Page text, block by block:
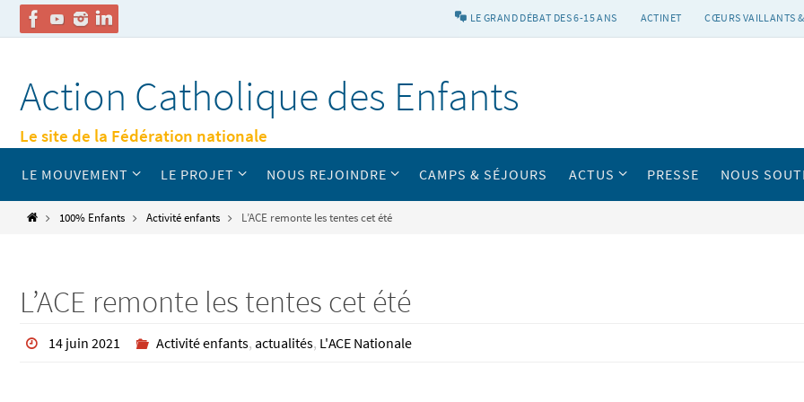
contenu
LE GRAND DÉBAT DES 6-15 ANS ACTINET CŒURS VAILLANTS
Action Catholique des Enfants
Le site de la Fédération nationale
contenu
LE MOUVEMENT LE PROJET NOUS REJOINDRE CAMPS & SÉJOURS ACTUS PRESSE NOUS
Home100% Enfants Activité enfants L’ACE remonte les tentes cet été
L’ACE remonte les tentes cet été
14 juin 2021 Activité enfants, actualités, L'ACE Nationale